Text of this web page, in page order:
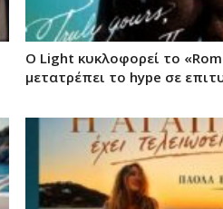
Ο Light κυκλοφορεί το
μετατρέπει το hype σε